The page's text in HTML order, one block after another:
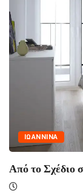
ΙΩΑΝΝΙΝΑ
Από το Σχέδιο